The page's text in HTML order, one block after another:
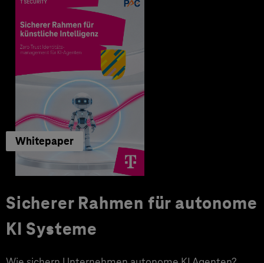
Whitepaper
Sicherer Rahmen für autonome
KI Systeme